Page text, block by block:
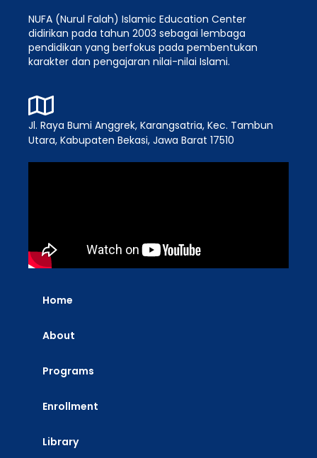
NUFA (Nurul Falah) Islamic Education Center
didirikan pada tahun 2003 sebagai lembaga
pendidikan yang berfokus pada pembentukan
karakter dan pengajaran nilai-nilai Islami.
Jl. Raya Bumi Anggrek, Karangsatria, Kec. Tambun
Utara, Kabupaten Bekasi, Jawa Barat 17510
Home
About
Programs
Enrollment
Library